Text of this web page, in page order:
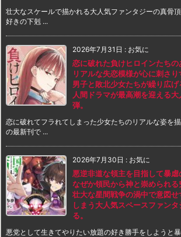
壮大なスケールで描かれる大人気ファンタジーの真骨
好きの下剋 ...
2026年7月31日 : お気に
恋に破れた負けヒロインたち
リアルな失恋模様が心に刺さ
男子と敗北少女たちが繰り広
人間ドラマが最高潮を迎える
弾。
恋に破れてフラれてしまった少女たちのリアルな姿を
の最新刊で ...
2026年7月30日 : お気に
悪逆非道な領主を目指して暴
なぜか領民から神と崇められ
壮大な星間戦争の渦中で意図
しまう大人気スペースファン
る。
悪党として生きてやりたい放題の好き勝手をしようと